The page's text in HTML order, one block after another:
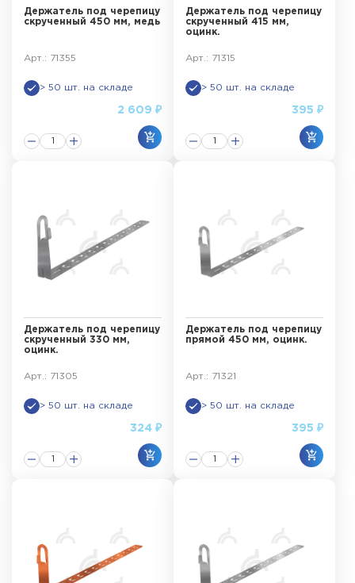
Держатель под черепицу
скрученный 450 мм, медь
Арт.: 71355
> 50 шт. на складе
2 609 ₽
Держатель под черепицу
скрученный 415 мм,
оцинк.
Арт.: 71315
> 50 шт. на складе
395 ₽
Держатель под черепицу
скрученный 330 мм,
оцинк.
Арт.: 71305
> 50 шт. на складе
324 ₽
Держатель под черепицу
прямой 450 мм, оцинк.
Арт.: 71321
> 50 шт. на складе
395 ₽